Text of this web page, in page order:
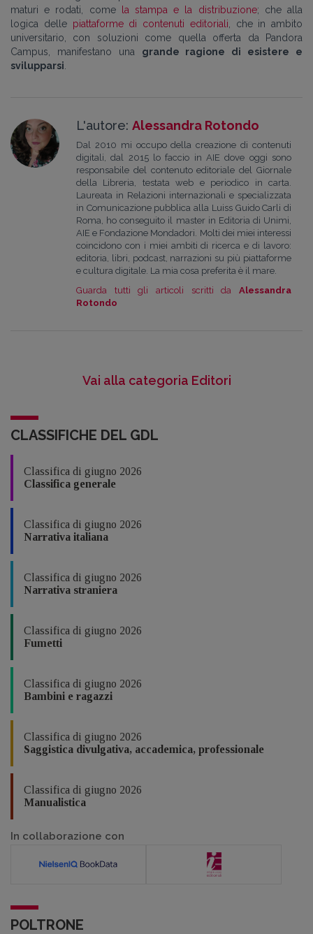
maturi e rodati, come
la stampa e la distribuzione; che alla
logica delle piattaforme di contenuti editoriali , che in ambito
universitario, con soluzioni come quella offerta da Pandora
Campus, manifestano una grande ragione di esistere e
svilupparsi
L'autore: Alessandra Rotondo
Dal 2010 mi occupo della creazione di contenuti
digitali, dal 2015 lo faccio in AIE dove oggi sono
responsabile del contenuto editoriale del Giornale
della Libreria, testata web e periodico in carta.
Laureata in Relazioni internazionali e specializzata
in Comunicazione pubblica alla Luiss Guido Carli di
Roma, ho conseguito il master in Editoria di Unimi,
AIE e Fondazione Mondadori. Molti dei miei interessi
coincidono con i miei ambiti di ricerca e di lavoro:
editoria, libri, podcast, narrazioni su più piattaforme
e cultura digitale. La mia cosa preferita è il mare.
Guarda tutti gli articoli scritti da Alessandra
Rotondo
Vai alla categoria Editori
CLASSIFICHE DEL GDL
Classifica di giugno 2026
Classifica generale
Classifica di giugno 2026
Narrativa italiana
Classifica di giugno 2026
Narrativa straniera
Classifica di giugno 2026
Fumetti
Classifica di giugno 2026
Bambini e ragazzi
Classifica di giugno 2026
Saggistica divulgativa, accademica, professionale
Classifica di giugno 2026
Manualistica
In collaborazione con
POLTRONE